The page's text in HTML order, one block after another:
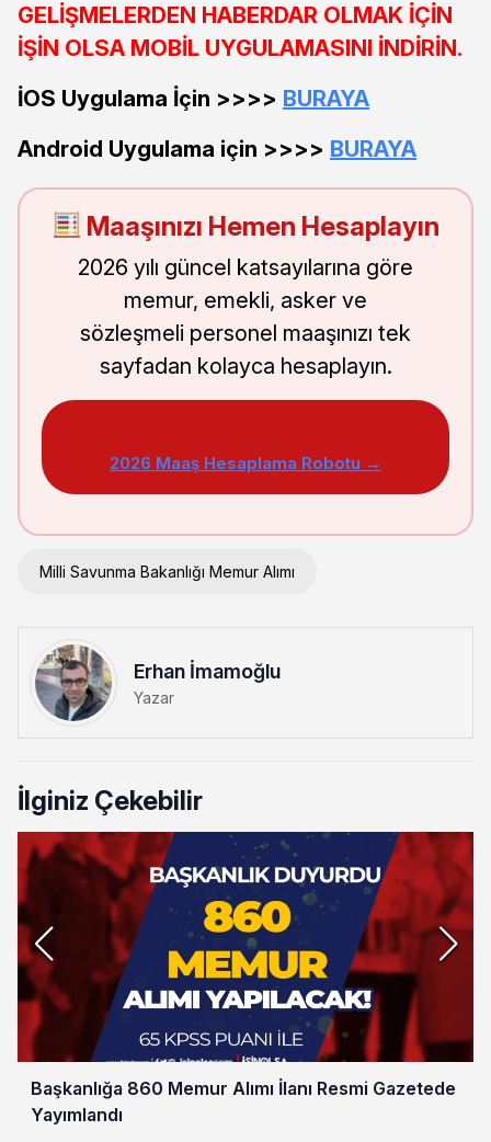
GELİŞMELERDEN HABERDAR OLMAK İÇİN
İŞİN OLSA MOBİL UYGULAMASINI İNDİRİN.
İOS Uygulama İçin >>>> BURAYA
Android Uygulama için >>>> BURAYA
Maaşınızı Hemen Hesaplayın
2026 yılı güncel katsayılarına göre
memur, emekli, asker ve
sözleşmeli personel maaşınızı tek
sayfadan kolayca hesaplayın.
2026 Maaş Hesaplama Robotu →
Milli Savunma Bakanlığı Memur Alımı
Erhan İmamoğlu
Yazar
İlginiz Çekebilir
Başkanlığa 860 Memur Alımı İlanı Resmi Gazetede
Yayımlandı